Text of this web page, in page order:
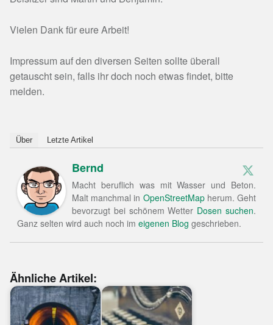
Vielen Dank für eure Arbeit!
Impressum auf den diversen Seiten sollte überall
getauscht sein, falls ihr doch noch etwas findet, bitte
melden.
Über Letzte Artikel
Bernd
Macht beruflich was mit Wasser und Beton.
Malt manchmal in OpenStreetMapherum. Geht
bevorzugt bei schönem Wetter Dosen suchen.
Ganz selten wird auch noch im eigenen Blog geschrieben.
Ähnliche Artikel: